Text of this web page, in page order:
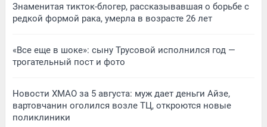
Знаменитая тикток-блогер, рассказывавшая о борьбе с
редкой формой рака, умерла в возрасте 26 лет
«Все еще в шоке»: сыну Трусовой исполнился год —
трогательный пост и фото
Новости ХМАО за 5 августа: муж дает деньги Айзе,
вартовчанин оголился возле ТЦ, откроются новые
поликлиники